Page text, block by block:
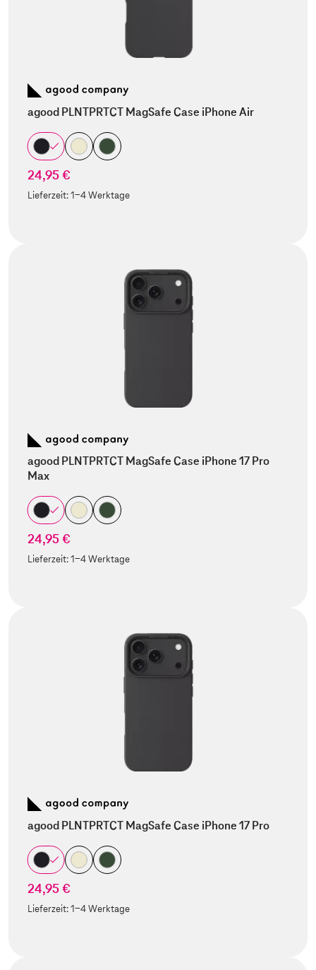
agood PLNTPRTCT MagSafe Case iPhone Air
24,95 €
Lieferzeit:1-4 Werktage
agood PLNTPRTCT MagSafe Case iPhone 17 Pro
Max
24,95 €
Lieferzeit:1-4 Werktage
agood PLNTPRTCT MagSafe Case iPhone 17 Pro
24,95 €
Lieferzeit:1-4 Werktage